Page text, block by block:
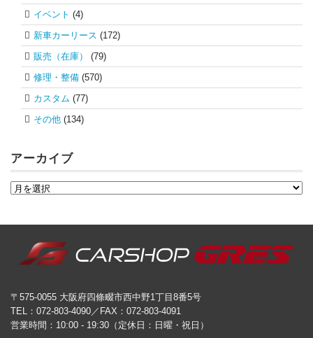
イベント (4)
新車カーリース (172)
販売（在庫）
(79)
修理・整備 (570)
カスタム (77)
その他 (134)
アーカイブ
〒575-0055 大阪府四條畷市西中野1丁目8番5号
TEL：072-803-4090／FAX：072-803-4091
営業時間：10:00 - 19:30（定休日：日曜・祝日）